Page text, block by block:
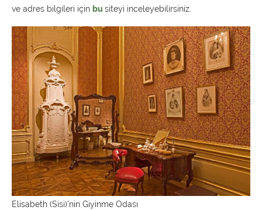
ve adres bilgileri için bu siteyi inceleyebilirsiniz.
Elisabeth (Sisi)’nin Giyinme Odası